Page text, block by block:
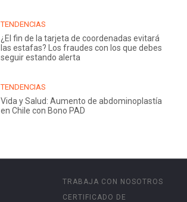
TENDENCIAS
¿El fin de la tarjeta de coordenadas evitará
las estafas? Los fraudes con los que debes
seguir estando alerta
TENDENCIAS
Vida y Salud: Aumento de abdominoplastía
en Chile con Bono PAD
TRABAJA CON NOSOTROS
CERTIFICADO DE